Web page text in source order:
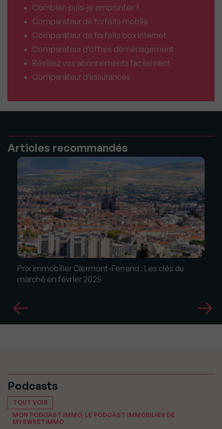
Combien puis-je emprunter ?
Comparateur de forfaits mobile
Comparateur de forfaits box Internet
Comparateur d’offres déménagement
Résiliez vos abonnements facilement
Comparateur d’assurances
Articles recommandés
Prix immobilier Clermont-Ferrand : Les clés du
marché en février 2025
Podcasts
TOUT VOIR
MON PODCAST IMMO, LE PODCAST IMMOBILIER DE
MYSWEETIMMO